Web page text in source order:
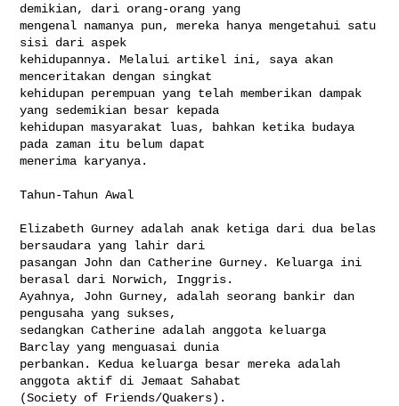
demikian, dari orang-orang yang
mengenal namanya pun, mereka hanya mengetahui satu
sisi dari aspek
kehidupannya. Melalui artikel ini, saya akan
menceritakan dengan singkat
kehidupan perempuan yang telah memberikan dampak
yang sedemikian besar kepada
kehidupan masyarakat luas, bahkan ketika budaya
pada zaman itu belum dapat
menerima karyanya.
Tahun-Tahun Awal
Elizabeth Gurney adalah anak ketiga dari dua belas
bersaudara yang lahir dari
pasangan John dan Catherine Gurney. Keluarga ini
berasal dari Norwich, Inggris.
Ayahnya, John Gurney, adalah seorang bankir dan
pengusaha yang sukses,
sedangkan Catherine adalah anggota keluarga
Barclay yang menguasai dunia
perbankan. Kedua keluarga besar mereka adalah
anggota aktif di Jemaat Sahabat
(Society of Friends/Quakers).